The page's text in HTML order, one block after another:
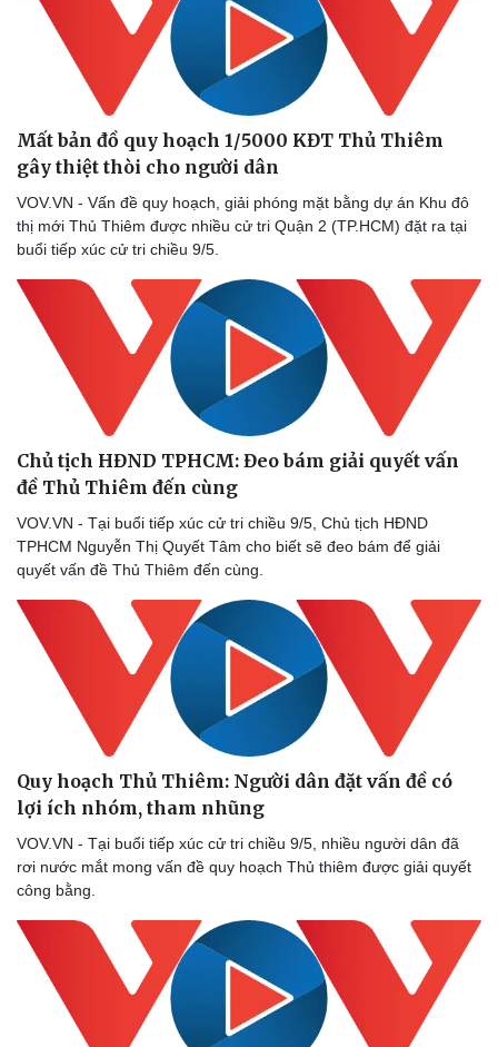
Doanh nghiệp
Thông tin doanh nghiệp
Doanh nghiệp 24h
Doanh nhân
Vì cộng đồng
Công nghệ
Sành điệu
Tin Công nghệ
Trải nghiệm
Mất bản đồ quy hoạch 1/5000 KĐT Thủ Thiêm
gây thiệt thòi cho người dân
VOV.VN - Vấn đề quy hoạch, giải phóng mặt bằng dự án Khu đô
thị mới Thủ Thiêm được nhiều cử tri Quận 2 (TP.HCM) đặt ra tại
buổi tiếp xúc cử tri chiều 9/5.
Chủ tịch HĐND TPHCM: Đeo bám giải quyết vấn
đề Thủ Thiêm đến cùng
VOV.VN - Tại buổi tiếp xúc cử tri chiều 9/5, Chủ tịch HĐND
TPHCM Nguyễn Thị Quyết Tâm cho biết sẽ đeo bám để giải
quyết vấn đề Thủ Thiêm đến cùng.
Quy hoạch Thủ Thiêm: Người dân đặt vấn đề có
lợi ích nhóm, tham nhũng
VOV.VN - Tại buổi tiếp xúc cử tri chiều 9/5, nhiều người dân đã
rơi nước mắt mong vấn đề quy hoạch Thủ thiêm được giải quyết
công bằng.